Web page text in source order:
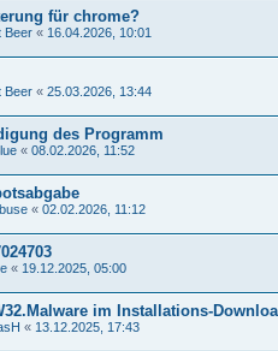
für chrome?
Beer « 16.04.2026, 10:01
Beer « 25.03.2026, 13:44
des Programm
« 08.02.2026, 11:52
« 02.02.2026, 11:12
« 19.12.2025, 05:00
im Installations-
« 13.12.2025, 17:43